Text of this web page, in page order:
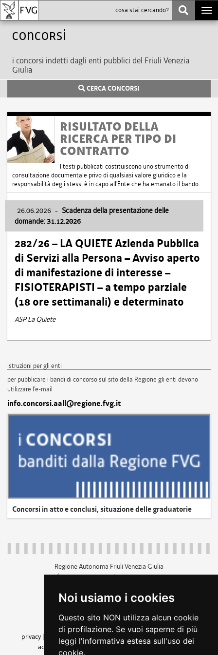
Noi usiamo i cookies
Questo sito NON utilizza alcun cookie
di profilazione. Se vuoi saperne di più
leggi l'informativa estesa sull'uso dei
cookie.
Concorsi
i concorsi indetti dagli enti pubblici del Friuli Venezia
Giulia
CERCA CONCORSI
RISULTATO DELLA
RICERCA PER TIPO DI
CONTRATTO
I testi pubblicati costituiscono uno strumento di
consultazione documentale privo di qualsiasi valore giuridico e la
responsabilità degli stessi è in capo all'Ente che ha emanato il bando.
26.06.2026 - Scadenza della presentazione delle
domande: 31.12.2026
282/26 – LA QUIETE Azienda Pubblica
di Servizi alla Persona – Avviso aperto
di manifestazione di interesse –
FISIOTERAPISTI – a tempo parziale
(18 ore settimanali) e determinato
ASP La Quiete
istruzioni per gli enti
per pubblicare i bandi di concorso sul sito della Regione gli enti devono
utilizzare l'e-mail
info.concorsi.aall@regione.fvg.it
Concorsi in atto e conclusi, situazione delle graduatorie
Regione Autonoma Friuli Venezia Giulia
c.f. 80014930327; p.iva 00526040324
+39 040 3771111
amministrazione trasparente
privacy
cookie |note legali accessibilità
dichiarazione di
accessibilità| feedback cambio preferenze cookie